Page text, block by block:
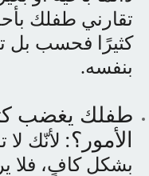
تقارني طفلك بأحد
كثيرًا فحسب بل
بنفسه.
طفلك يغضب
الأمور؟: لأنّك
بشكل كافٍ،